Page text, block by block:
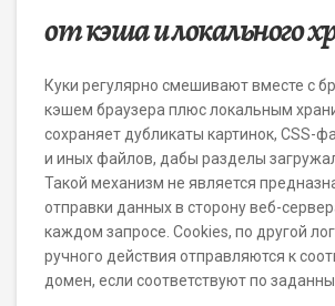
от кэша и локального
Куки регулярно смешивают вместе с
кэшем браузера плюс локальным
сохраняет дубликаты картинок, CSS-
и иных файлов, дабы разделы
Такой механизм не является
отправки данных в сторону веб-
каждом запросе. Cookies, по другой
ручного действия отправляются к
домен, если соответствуют по